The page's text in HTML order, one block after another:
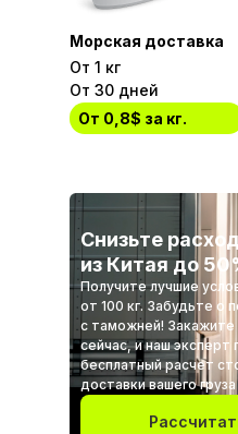
Морская доставка
От 1 кг
От 30 дней
От 0,8$ за кг.
Снизьте
из Китая до
Получите лучшие
от 100 кг. Забудьте о
с таможней! Закажите
сейчас, и наш эксперт
бесплатный расчет
доставки вашего